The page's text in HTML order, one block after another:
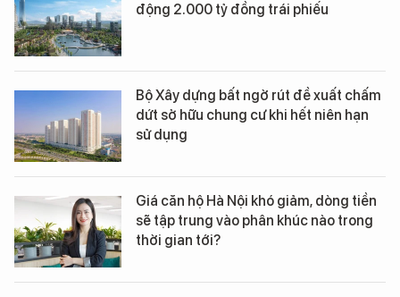
động 2.000 tỷ đồng trái phiếu
Bộ Xây dựng bất ngờ rút đề xuất chấm
dứt sở hữu chung cư khi hết niên hạn
sử dụng
Giá căn hộ Hà Nội khó giảm, dòng tiền
sẽ tập trung vào phân khúc nào trong
thời gian tới?